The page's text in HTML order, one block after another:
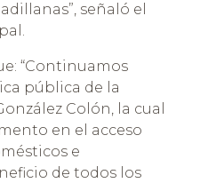
señaló el
“Continuamos
pública de la
Colón, la cual
en el acceso
e
de todos los